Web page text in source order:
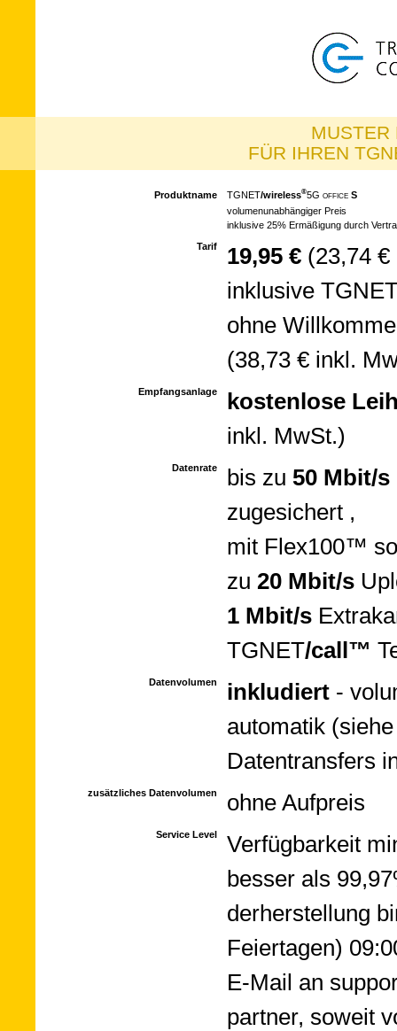
MUSTER
FÜR IHREN
Produktname TGNET­/wire­less®5G OFFICE S
vo­lu­men­un­ab­hän­gi­ger Preis
inklusive 25% Er­mä­ßi­gung durch
Tarif
19,95 € (23,74
inklusive
ohne
(38,73 € inkl.
Empfangsanlage
kosten­lose
inkl. MwSt.)
Datenrate bis zu 50 Mbit/s
zu­ge­si­chert ,
mit Flex100™
zu 20 Mbit/s
1 Mbit/s
TGNET­/call™
Datenvolumen inkludiert -
auto­matik
Da­ten­trans­fers
zusätzliches Datenvolumen ohne Aufpreis
Service Level
Ver­füg­bar­keit
bes­ser als
der­her­stel­lung
Feier­ta­gen)
E-Mail an
part­ner, so­weit